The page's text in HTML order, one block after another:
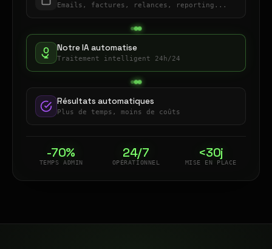
Emails, factures, relances, reporting...
Notre IA automatise
Traitement intelligent 24h/24
Résultats automatiques
Plus de temps, moins de coûts
-70%
TEMPS ADMIN
24/7
OPÉRATIONNEL
<30j
MISE EN PLACE